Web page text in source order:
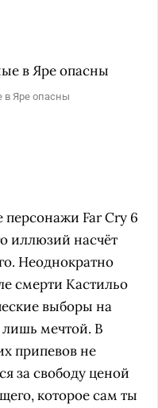
в Яре опасны
персонажи Far Cry 6
иллюзий насчёт
Неоднократно
смерти Кастильо
выборы на
лишь мечтой. В
припевов не
за свободу ценой
которое сам ты